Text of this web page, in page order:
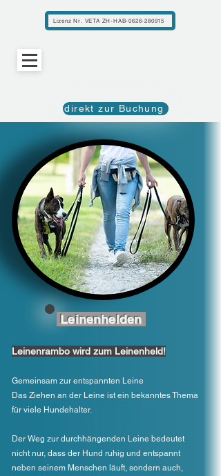
Lizenz Nr. VETA ZH-HAB-0626-280915
direkt zur Buchung
Leinenhelden
Leinenrambo wird zum Leinenheld!
Gemeinsam zur entspannten Leine
Das Ziehen an der Leine ist ein bekanntes Thema
für viele Hundehalter.
Der Weg zur durchhängenden Leine bedeutet
nicht nur, dass der Hund ruhig und entspannt
neben seinem Menschen läuft, sondern auch,